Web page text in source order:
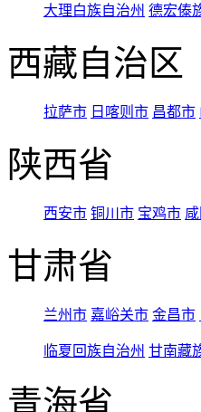
大理白族自治州 德宏傣
西藏自治区
拉萨市 日喀则市 昌都市
陕西省
西安市 铜川市 宝鸡市
甘肃省
兰州市 嘉峪关市 金昌市
临夏回族自治州 甘南藏
青海省